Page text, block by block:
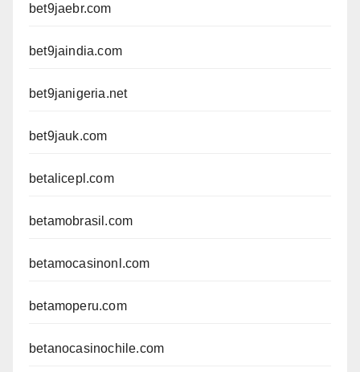
bet9jaebr.com
bet9jaindia.com
bet9janigeria.net
bet9jauk.com
betalicepl.com
betamobrasil.com
betamocasinonl.com
betamoperu.com
betanocasinochile.com